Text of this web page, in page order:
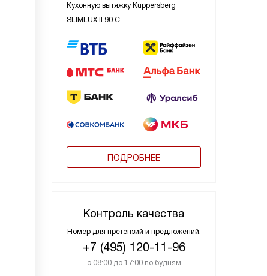
Кухонную вытяжку Kuppersberg
SLIMLUX II 90 C
ПОДРОБНЕЕ
Контроль качества
Номер для претензий и предложений:
+7 (495) 120-11-96
с 08:00 до 17:00 по будням